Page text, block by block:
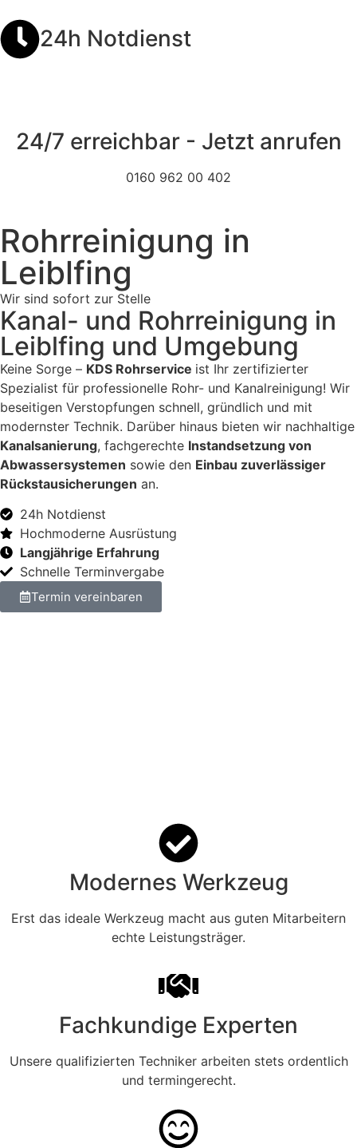
24h Notdienst
24/7 erreichbar - Jetzt anrufen
0160 962 00 402
Rohrreinigung in
Leiblfing
Wir sind sofort zur Stelle
Kanal- und Rohrreinigung in
Leiblfing und Umgebung
Keine Sorge – KDS Rohrservice ist Ihr zertifizierter
Spezialist für professionelle Rohr- und Kanalreinigung! Wir
beseitigen Verstopfungen schnell, gründlich und mit
modernster Technik. Darüber hinaus bieten wir nachhaltige
Kanalsanierung, fachgerechte Instandsetzung von
Abwassersystemen sowie den Einbau zuverlässiger
Rückstausicherungen an.
24h Notdienst
Hochmoderne Ausrüstung
Langjährige Erfahrung
Schnelle Terminvergabe
Termin vereinbaren
Modernes Werkzeug
Erst das ideale Werkzeug macht aus guten Mitarbeitern
echte Leistungsträger.
Fachkundige Experten
Unsere qualifizierten Techniker arbeiten stets ordentlich
und termingerecht.